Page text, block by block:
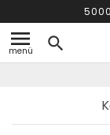
5000
menu
menü search